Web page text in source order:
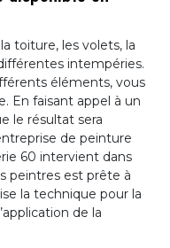
toiture, les volets, la
intempéries.
éléments, vous
En faisant appel à un
le résultat sera
de peinture
60 intervient dans
peintres est prête à
la technique pour la
de la